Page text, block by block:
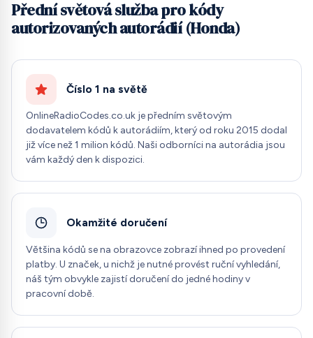
Přední světová služba pro kódy
autorizovaných autorádií (Honda)
Číslo 1 na světě
OnlineRadioCodes.co.uk je předním světovým
dodavatelem kódů k autorádiím, který od roku 2015 dodal
již více než 1 milion kódů. Naši odborníci na autorádia jsou
vám každý den k dispozici.
Okamžité doručení
Většina kódů se na obrazovce zobrazí ihned po provedení
platby. U značek, u nichž je nutné provést ruční vyhledání,
náš tým obvykle zajistí doručení do jedné hodiny v
pracovní době.